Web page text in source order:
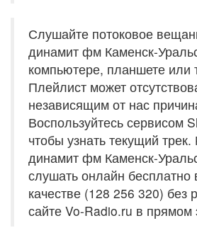
Слушайте потоковое
динамит фм Каменск-
компьютере, планшете или
Плейлист может
независящим от нас
Воспользуйтесь сервисом
чтобы узнать текущий
динамит фм Каменск-
слушать онлайн
качестве (128 256 320) без
сайте Vo-Radio.ru в